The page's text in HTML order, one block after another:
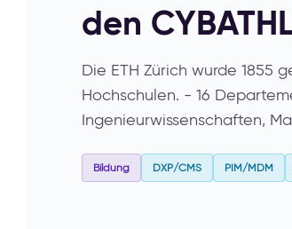
den
Die ETH Zürich wurde 1855
Hochschulen. - 16
Ingenieurwissenschaften,
Bildung DXP/CMS PIM/MDM